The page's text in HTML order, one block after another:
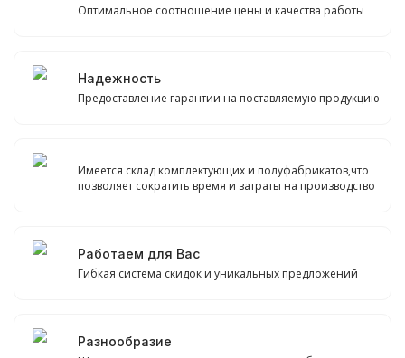
Оптимальное соотношение цены и качества работы
Надежность
Предоставление гарантии на поставляемую продукцию
Имеется склад комплектующих и полуфабрикатов,что
позволяет сократить время и затраты на производство
Работаем для Вас
Гибкая система скидок и уникальных предложений
Разнообразие